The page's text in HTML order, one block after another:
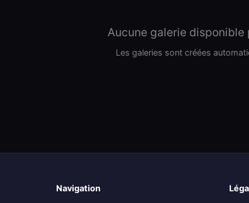
Aucune galerie disponible
Les galeries sont créées
Navigation